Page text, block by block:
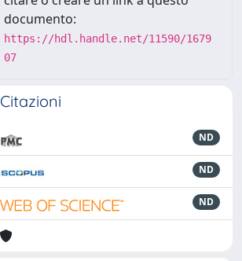
documento:
https://hdl.handle.net/11590/1679
07
Citazioni
ND
ND
ND